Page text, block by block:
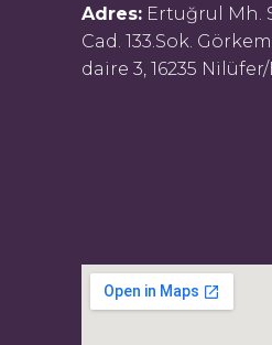
Adres: Ertuğrul Mh.
Cad. 133.Sok.
daire 3, 16235